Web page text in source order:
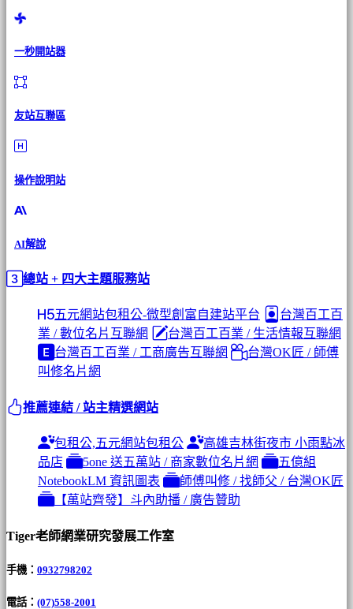
一秒開站器
友站互聯區
操作說明站
AI解說
總站 + 四大主題服務站
五元網站包租公-微型創富自建站平台
台灣百工百
業 / 數位名片互聯網
台灣百工百業 / 生活情報互聯網
台灣百工百業 / 工商廣告互聯網
台灣OK匠 / 師傅
叫修名片網
推薦連結 / 站主精選網站
包租公,五元網站包租公
高雄吉林街夜市 小雨點冰
品店
5one 送五萬站 / 商家數位名片網
五億組
NotebookLM 資訊圖表
師傅叫修 / 找師父 / 台灣OK匠
【萬站齊發】斗內助播 / 廣告贊助
Tiger老師網業研究發展工作室
手機： 0932798202
電話： (07)558-2001